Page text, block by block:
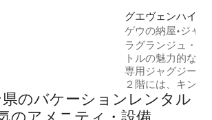
グエヴェンハイム
ゲウの納屋•ジャ
ラグランジュ・ド
トルの魅力的な
専用ジャグジーと
２階には、キング
（180cm）を備え
ッドルームがあります。 リラ
のバケーションレンタル